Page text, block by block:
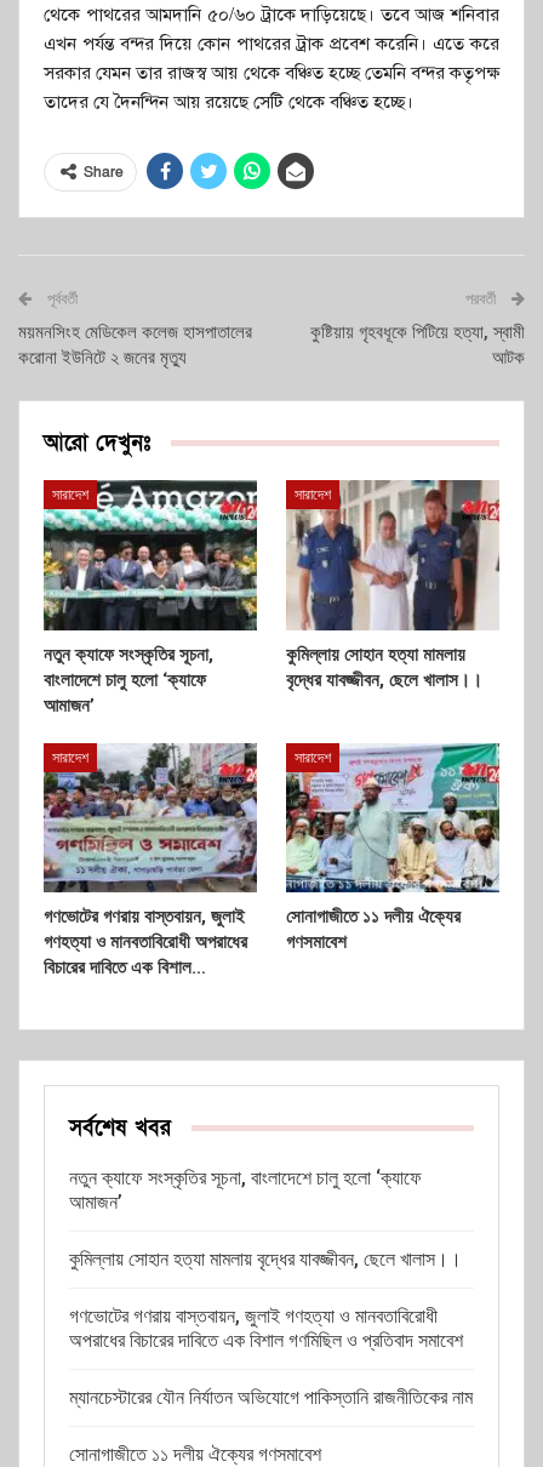
থেকে পাথরের আমদানি ৫০/৬০ ট্রাকে দাড়িয়েছে। তবে আজ শনিবার
এখন পর্যন্ত বন্দর দিয়ে কোন পাথরের ট্রাক প্রবেশ করেনি। এতে করে
সরকার যেমন তার রাজস্ব আয় থেকে বঞ্চিত হচ্ছে তেমনি বন্দর কতৃপক্ষ
তাদের যে দৈনন্দিন আয় রয়েছে সেটি থেকে বঞ্চিত হচ্ছে।
Share
পূর্ববর্তী
ময়মনসিংহ মেডিকেল কলেজ হাসপাতালের
করোনা ইউনিটে ২ জনের মৃত্যু
পরবর্তী
কুষ্টিয়ায় গৃহবধূকে পিটিয়ে হত্যা, স্বামী
আটক
আরো দেখুনঃ
সারাদেশ
নতুন ক্যাফে সংস্কৃতির সূচনা,
বাংলাদেশে চালু হলো ‘ক্যাফে
আমাজন’
সারাদেশ
কুমিল্লায় সোহান হত্যা মামলায়
বৃদ্ধের যাবজ্জীবন, ছেলে খালাস।।
সারাদেশ
গণভোটের গণরায় বাস্তবায়ন, জুলাই
গণহত্যা ও মানবতাবিরোধী অপরাধের
বিচারের দাবিতে এক বিশাল…
সারাদেশ
সোনাগাজীতে ১১ দলীয় ঐক্যের
গণসমাবেশ
সর্বশেষ খবর
নতুন ক্যাফে সংস্কৃতির সূচনা, বাংলাদেশে চালু হলো ‘ক্যাফে
আমাজন’
কুমিল্লায় সোহান হত্যা মামলায় বৃদ্ধের যাবজ্জীবন, ছেলে খালাস।।
গণভোটের গণরায় বাস্তবায়ন, জুলাই গণহত্যা ও মানবতাবিরোধী
অপরাধের বিচারের দাবিতে এক বিশাল গণমিছিল ও প্রতিবাদ সমাবেশ
ম্যানচেস্টারের যৌন নির্যাতন অভিযোগে পাকিস্তানি রাজনীতিকের নাম
সোনাগাজীতে ১১ দলীয় ঐক্যের গণসমাবেশ